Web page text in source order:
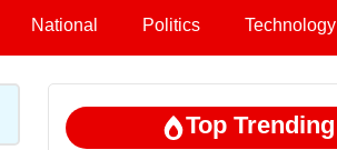
National Politics Technology
Top Trending